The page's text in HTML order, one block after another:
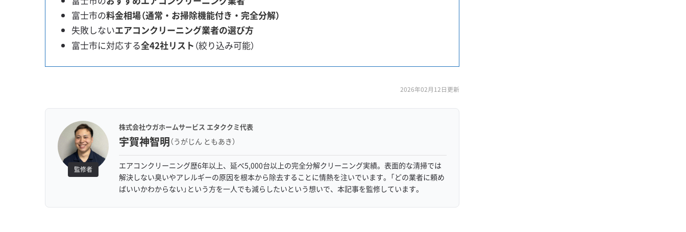
富士市の料金相場（通常・お掃除機能付き・完全分解）
失敗しないエアコンクリーニング業者の選び方
富士市に対応する全42社リスト （絞り込み可能）
2026年02月12日更新
監修者
株式会社ウガホームサービス エタククミ代表
宇賀神智明（うがじん ともあき）
エアコンクリーニング歴6年以上、延べ5,000台以上の完全分解クリーニング実績。表面的な清掃では
解決しない臭いやアレルギーの原因を根本から除去することに情熱を注いでいます。「どの業者に頼め
ばいいかわからない」という方を一人でも減らしたいという想いで、本記事を監修しています。